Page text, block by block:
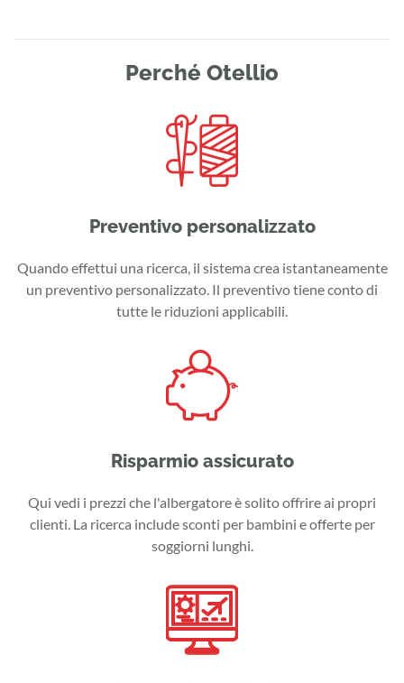
Perché Otellio
Preventivo personalizzato
Quando effettui una ricerca, il sistema crea istantaneamente
un preventivo personalizzato. Il preventivo tiene conto di
tutte le riduzioni applicabili.
Risparmio assicurato
Qui vedi i prezzi che l'albergatore è solito offrire ai propri
clienti. La ricerca include sconti per bambini e offerte per
soggiorni lunghi.